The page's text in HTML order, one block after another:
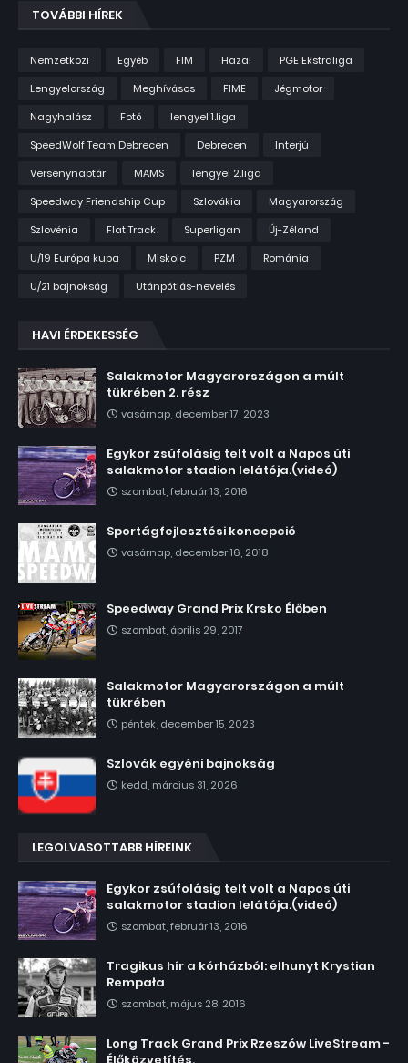
TOVÁBBI HÍREK
Nemzetközi Egyéb FIM Hazai
PGE Ekstraliga
Lengyelország
Meghívásos FIME
Jégmotor
Nagyhalász
Fotó
lengyel 1.liga
SpeedWolf Team Debrecen
Debrecen
Interjú
Versenynaptár
MAMS
lengyel 2.liga
Speedway Friendship Cup
Szlovákia
Magyarország
Szlovénia
Flat Track Superligan
Új-Zéland
U/19 Európa kupa
Miskolc PZM
Románia
U/21 bajnokság
Utánpótlás-nevelés
HAVI ÉRDEKESSÉG
Salakmotor Magyarországon a múlt
tükrében 2. rész
vasárnap, december 17, 2023
Egykor zsúfolásig telt volt a Napos úti
salakmotor stadion lelátója.(videó)
szombat, február 13, 2016
Sportágfejlesztési koncepció
vasárnap, december 16, 2018
Speedway Grand Prix Krsko Élőben
szombat, április 29, 2017
Salakmotor Magyarországon a múlt
tükrében
péntek, december 15, 2023
Szlovák egyéni bajnokság
kedd, március 31, 2026
LEGOLVASOTTABB HÍREINK
Egykor zsúfolásig telt volt a Napos úti
salakmotor stadion lelátója.(videó)
szombat, február 13, 2016
Tragikus hír a kórházból: elhunyt Krystian
Rempała
szombat, május 28, 2016
Long Track Grand Prix Rzeszów LiveStream -